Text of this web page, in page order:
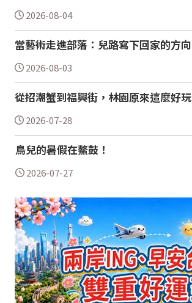
2026-08-04
當藝術走進部落：兒路寫下回家的方向
2026-08-03
從招潮蟹到福興街，林園原來這麼好玩
2026-07-28
鳥兒的暑假在鰲鼓！
2026-07-27